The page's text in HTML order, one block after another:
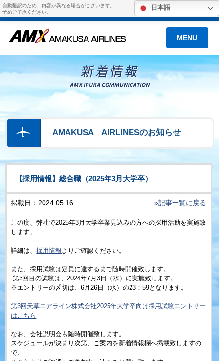
自動翻訳のため、内容が異なる場合がございます。
予めご了承ください。
日本語
MENU
AMAKUSA AIRLINESのお知らせ
【採用情報】総合職（2025年3月大学卒）
掲載日：2024.05.16 »記事一覧に戻る
この度、弊社で2025年3月大学卒業見込みの方への採用活動を実施致
します。
詳細は、採用情報よりご確認ください。
また、採用試験は定員に達するまで随時開催致します。
第3回目の試験は、2024年7月3日（水）に実施致します。
※エントリーの〆切は、6月26日（水）の23：59となります。
第3回天草エアライン株式会社2025年大学卒向け採用試験エントリー
はこちら
なお、会社説明会も随時開催致します。
スケジュールが決まり次第、ご案内を新着情報欄へ掲載致しますの
で、